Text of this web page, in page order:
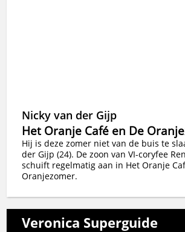
Nicky van der Gijp
Het Oranje Café en De
Hij is deze zomer niet van de buis te
der Gijp (24). De zoon van VI-coryfee
schuift regelmatig aan in Het Oranje
Oranjezomer.
Veronica Superguide